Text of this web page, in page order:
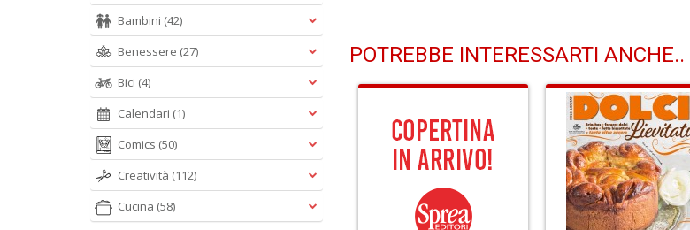
POTREBBE INTERESSARTI ANCHE..
Bambini (42)
Benessere (27)
Bici (4)
Calendari (1)
Comics (50)
Creatività (112)
Cucina (58)